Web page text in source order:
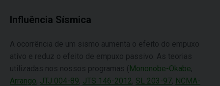
Influência Sísmica
A ocorrência de um sismo aumenta o efeito do empuxo
ativo e reduz o efeito de empuxo passivo. As teorias
utilizadas nos nossos programas ( Mononobe-Okabe,
Arrango, JTJ 004-89, JTS 146-2012, SL 203-97, NCMA-